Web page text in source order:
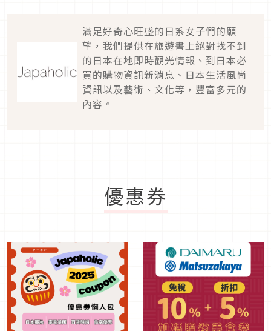
滿足好奇心旺盛的日系女子們的願
望，我們提供在旅遊書上絕對找不到
的日本在地即時觀光情報、到日本必
買的購物資訊新消息、日本生活風尚
資訊以及藝術、文化等，豐富多元的
內容。
優惠券